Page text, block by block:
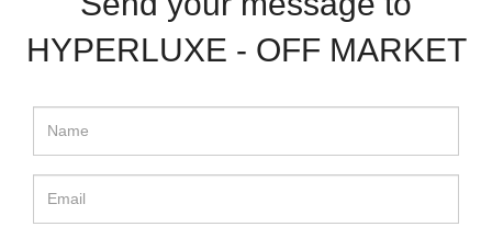
HYPERLUXE - OFF MARKET